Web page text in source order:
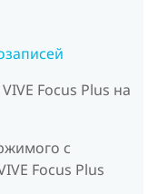
Focus Plus на
с
Focus Plus